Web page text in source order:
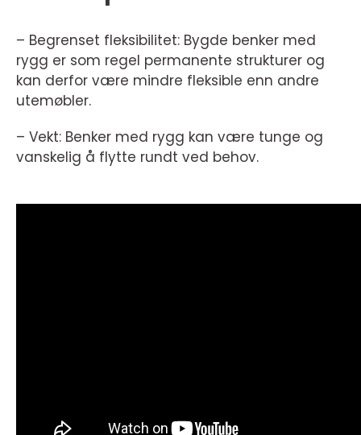
– Begrenset fleksibilitet: Bygde benker med
rygg er som regel permanente strukturer og
kan derfor være mindre fleksible enn andre
utemøbler.
– Vekt: Benker med rygg kan være tunge og
vanskelig å flytte rundt ved behov.